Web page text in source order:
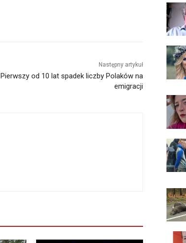
Następny artykuł
Pierwszy od 10 lat spadek liczby Polaków na
emigracji